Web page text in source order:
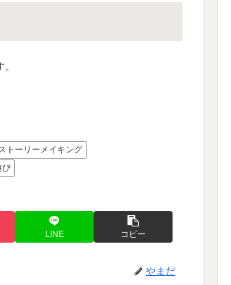
トーリーメイキング
び
LINE コピー
やまだ